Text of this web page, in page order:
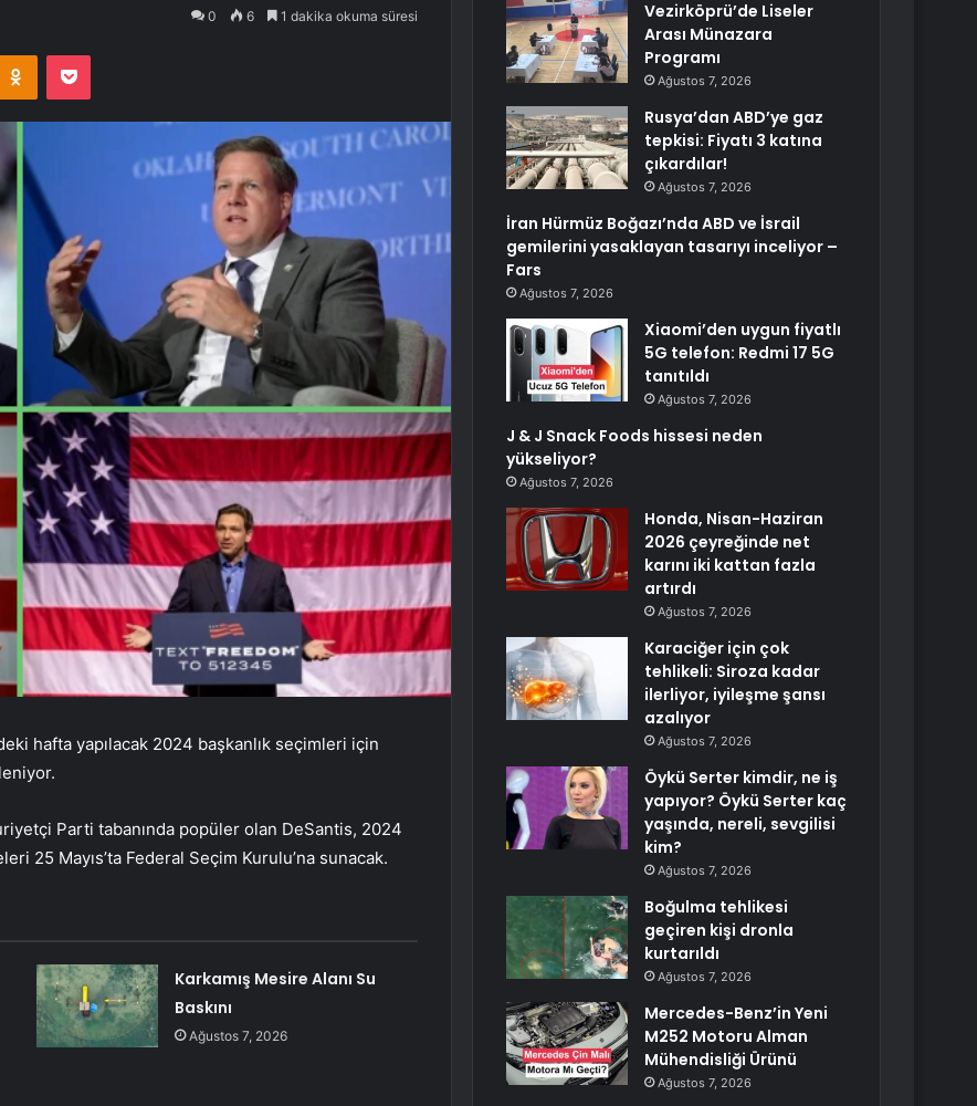
0 6 1 dakika okuma süresi
Odnoklassniki
Pocket
hafta yapılacak 2024 başkanlık seçimleri için
Parti tabanında popüler olan DeSantis, 2024
25 Mayıs’ta Federal Seçim Kurulu’na sunacak.
Karkamış Mesire Alanı Su
Baskını
Ağustos 7, 2026
Vezirköprü’de Liseler
Arası Münazara
Programı
Ağustos 7, 2026
Rusya’dan ABD’ye gaz
tepkisi: Fiyatı 3 katına
çıkardılar!
Ağustos 7, 2026
İran Hürmüz Boğazı’nda ABD ve İsrail
gemilerini yasaklayan tasarıyı inceliyor –
Fars
Ağustos 7, 2026
Xiaomi’den uygun fiyatlı
5G telefon: Redmi 17 5G
tanıtıldı
Ağustos 7, 2026
J & J Snack Foods hissesi neden
yükseliyor?
Ağustos 7, 2026
Honda, Nisan-Haziran
2026 çeyreğinde net
karını iki kattan fazla
artırdı
Ağustos 7, 2026
Karaciğer için çok
tehlikeli: Siroza kadar
ilerliyor, iyileşme şansı
azalıyor
Ağustos 7, 2026
Öykü Serter kimdir, ne iş
yapıyor? Öykü Serter kaç
yaşında, nereli, sevgilisi
kim?
Ağustos 7, 2026
Boğulma tehlikesi
geçiren kişi dronla
kurtarıldı
Ağustos 7, 2026
Mercedes-Benz’in Yeni
M252 Motoru Alman
Mühendisliği Ürünü
Ağustos 7, 2026